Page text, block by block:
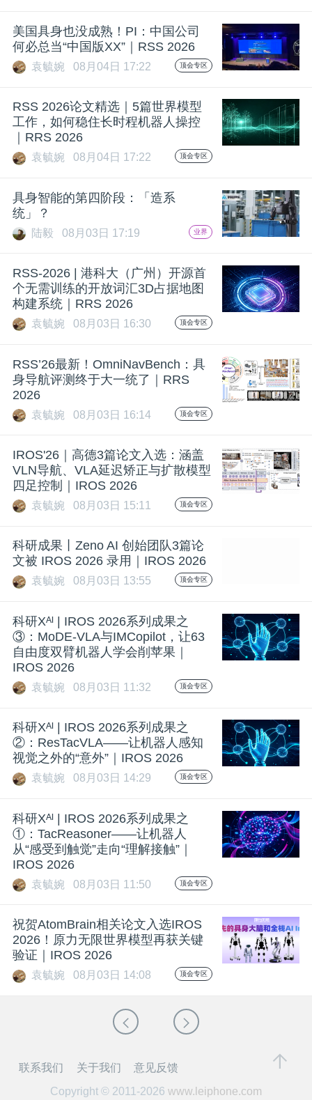
美国具身也没成熟！PI：中国公司
何必总当“中国版XX”｜RSS 2026
袁毓婉 08月04日 17:22 顶会专区
RSS 2026论文精选｜5篇世界模型
工作，如何稳住长时程机器人操控
｜RRS 2026
袁毓婉 08月04日 17:22 顶会专区
具身智能的第四阶段：「造系
统」？
陆毅 08月03日 17:19 业界
RSS-2026 | 港科大（广州）开源首
个无需训练的开放词汇3D占据地图
构建系统｜RRS 2026
袁毓婉 08月03日 16:30 顶会专区
RSS’26最新！OmniNavBench：具
身导航评测终于大一统了｜RRS
2026
袁毓婉 08月03日 16:14 顶会专区
IROS'26｜高德3篇论文入选：涵盖
VLN导航、VLA延迟矫正与扩散模型
四足控制｜IROS 2026
袁毓婉 08月03日 15:11 顶会专区
科研成果丨Zeno AI 创始团队3篇论
文被 IROS 2026 录用｜IROS 2026
袁毓婉 08月03日 13:55 顶会专区
科研Xᴬᴵ | IROS 2026系列成果之
③：MoDE-VLA与IMCopilot，让63
自由度双臂机器人学会削苹果｜
IROS 2026
袁毓婉 08月03日 11:32 顶会专区
科研Xᴬᴵ | IROS 2026系列成果之
②：ResTacVLA——让机器人感知
视觉之外的“意外”｜IROS 2026
袁毓婉 08月03日 14:29 顶会专区
科研Xᴬᴵ | IROS 2026系列成果之
①：TacReasoner——让机器人
从“感受到触觉”走向“理解接触”｜
IROS 2026
袁毓婉 08月03日 11:50 顶会专区
祝贺AtomBrain相关论文入选IROS
2026！原力无限世界模型再获关键
验证｜IROS 2026
袁毓婉 08月03日 14:08 顶会专区
联系我们 关于我们
意见反馈
Copyright © 2011-2026 www.leiphone.com